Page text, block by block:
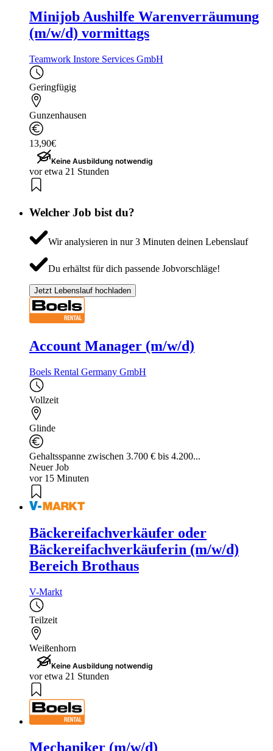
Minijob Aushilfe Warenverräumung
(m/w/d) vormittags
Teamwork Instore Services GmbH
Geringfügig
Gunzenhausen
13,90€
Keine Ausbildung notwendig
vor etwa 21 Stunden
Welcher Job bist du?
Wir analysieren in nur 3 Minuten deinen Lebenslauf
Du erhältst für dich passende Jobvorschläge!
Jetzt Lebenslauf hochladen
Account Manager (m/w/d)
Boels Rental Germany GmbH
Vollzeit
Glinde
Gehaltsspanne zwischen 3.700 € bis 4.200...
Neuer Job
vor 15 Minuten
Bäckereifachverkäufer oder
Bäckereifachverkäuferin (m/w/d)
Bereich Brothaus
V-Markt
Teilzeit
Weißenhorn
Keine Ausbildung notwendig
vor etwa 21 Stunden
Mechaniker (m/w/d)